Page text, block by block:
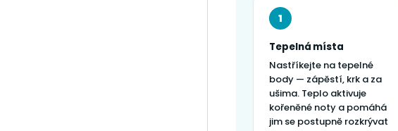
1
Tepelná místa
Nastříkejte na tepelné
body — zápěstí, krk a za
ušima. Teplo aktivuje
kořeněné noty a pomáhá
jim se postupně rozkrývat